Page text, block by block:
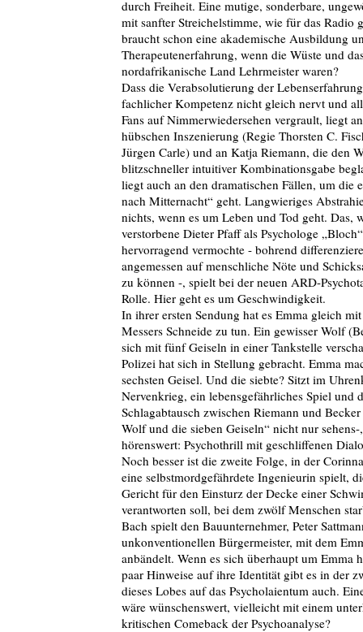
durch Freiheit. Eine mutige, sonderbare,
mit sanfter Streichelstimme, wie für das Radio
braucht schon eine akademische Ausbildung
Therapeutenerfahrung, wenn die Wüste und
nordafrikanische Land Lehrmeister waren?
Dass die Verabsolutierung der
fachlicher Kompetenz nicht gleich nervt und
Fans auf Nimmerwiedersehen vergrault, liegt
hübschen Inszenierung (Regie Thorsten C.
Jürgen Carle) und an Katja Riemann, die den
blitzschneller intuitiver Kombinationsgabe
liegt auch an den dramatischen Fällen, um die
nach Mitternacht“ geht. Langwieriges
nichts, wenn es um Leben und Tod geht. Das,
verstorbene Dieter Pfaff als Psychologe
hervorragend vermochte - bohrend
angemessen auf menschliche Nöte und
zu können -, spielt bei der neuen ARD-
Rolle. Hier geht es um Geschwindigkeit.
In ihrer ersten Sendung hat es Emma gleich
Messers Schneide zu tun. Ein gewisser Wolf
sich mit fünf Geiseln in einer Tankstelle
Polizei hat sich in Stellung gebracht. Emma
sechsten Geisel. Und die siebte? Sitzt im
Nervenkrieg, ein lebensgefährliches Spiel und
Schlagabtausch zwischen Riemann und
Wolf und die sieben Geiseln“ nicht nur
hörenswert: Psychothrill mit geschliffenen
Noch besser ist die zweite Folge, in der
eine selbstmordgefährdete Ingenieurin spielt,
Gericht für den Einsturz der Decke einer
verantworten soll, bei dem zwölf Menschen
Bach spielt den Bauunternehmer, Peter
unkonventionellen Bürgermeister, mit dem
anbändelt. Wenn es sich überhaupt um Emma
paar Hinweise auf ihre Identität gibt es in der
dieses Lobes auf das Psycholaientum auch.
wäre wünschenswert, vielleicht mit einem
kritischen Comeback der Psychoanalyse?